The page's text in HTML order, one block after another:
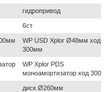
гидропривод
6ст
WP USD Xplor Ø48мм ход
300мм
WP Xplor PDS
моноамортизатор ход 300мм
диск Ø260мм